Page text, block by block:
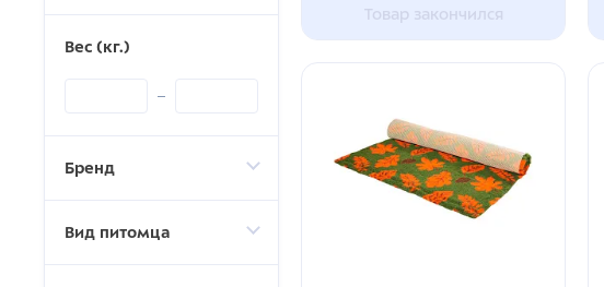
Вес (кг.)
Бренд
Вид питомца
Товар закончился